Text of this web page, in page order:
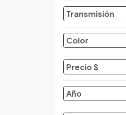
Daf
Daihatsu
Datsun
Dayun
Derbi
Dfsk
Dmc
Dodge
Transmisión
Color
Precio $
Año